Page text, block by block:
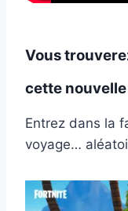
Vous
cette
Entrez dans la
voyage…